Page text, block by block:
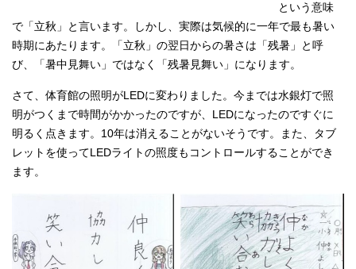
という意味
で「立秋」と言います。しかし、実際は気候的に一年で最も暑い
時期にあたります。「立秋」の翌日からの暑さは「残暑」と呼
び、「暑中見舞い」ではなく「残暑見舞い」になります。
さて、体育館の照明がLEDに変わりました。今までは水銀灯で照
明がつくまで時間がかかったのですが、LEDになったのですぐに
明るく点きます。10年は消えることがないそうです。また、タブ
レットを使ってLEDライトの照度もコントロールすることができ
ます。